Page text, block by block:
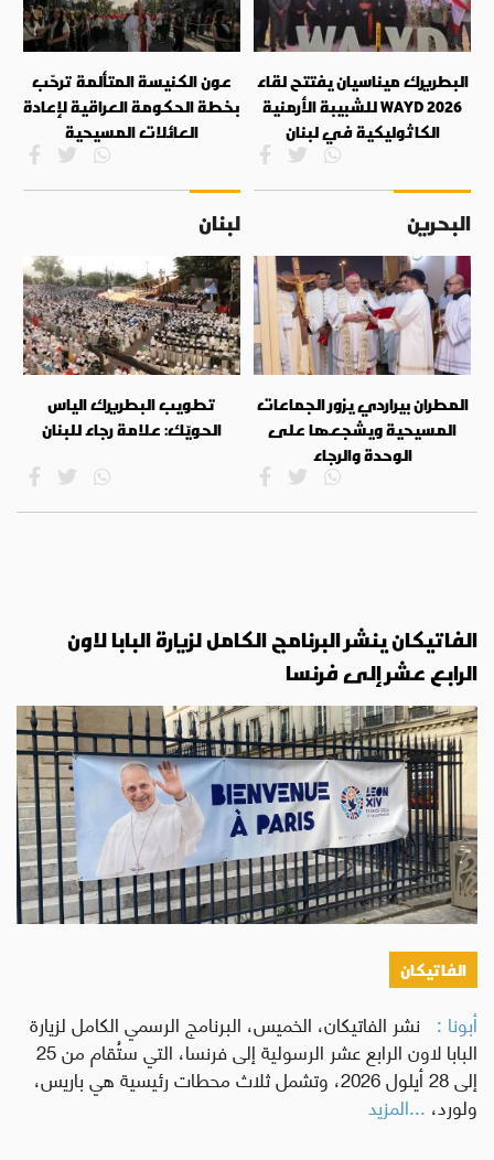
البطريرك ميناسيان يفتتح لقاء
WAYD 2026 للشبيبة الأرمنية
الكاثوليكية في لبنان
عون الكنيسة المتألمة ترحّب
بخطة الحكومة العراقية لإعادة
العائلات المسيحية
البحرين
المطران بيراردي يزور الجماعات
المسيحية ويشجعها على
الوحدة والرجاء
لبنان
تطويب البطريرك الياس
الحويّك: علامة رجاء للبنان
الفاتيكان ينشر البرنامج الكامل لزيارة البابا لاون
الرابع عشر إلى فرنسا
الفاتيكان
أبونا : نشر الفاتيكان، الخميس، البرنامج الرسمي الكامل لزيارة
البابا لاون الرابع عشر الرسولية إلى فرنسا، التي ستُقام من 25
إلى 28 أيلول 2026، وتشمل ثلاث محطات رئيسية هي باريس،
ولورد، ...المزيد